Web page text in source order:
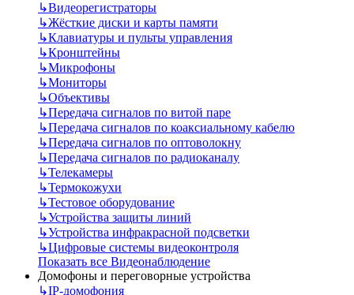
↳Видеорегистраторы
↳Жёсткие диски и карты памяти
↳Клавиатуры и пульты управления
↳Кронштейны
↳Микрофоны
↳Мониторы
↳Объективы
↳Передача сигналов по витой паре
↳Передача сигналов по коаксиальному кабелю
↳Передача сигналов по оптоволокну
↳Передача сигналов по радиоканалу
↳Телекамеры
↳Термокожухи
↳Тестовое оборудование
↳Устройства защиты линий
↳Устройства инфракрасной подсветки
↳Цифровые системы видеоконтроля
Показать все Видеонаблюдение
Домофоны и переговорные устройства
↳IP-домофония